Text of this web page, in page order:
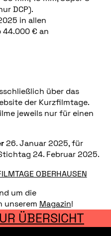
DCP).
in allen
44.000 € an
über das
der Kurzfilmtage.
jeweils nur für einen
26. Januar 2025, für
24. Februar 2025.
OBERHAUSEN
um die
unserem Magazin!
ÜBERSICHT